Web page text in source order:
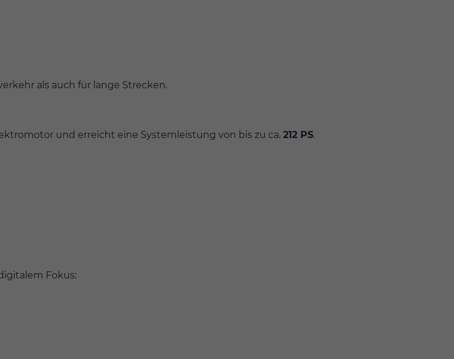
als auch für lange Strecken.
und erreicht eine Systemleistung von bis zu ca. 212 PS.
Fokus: